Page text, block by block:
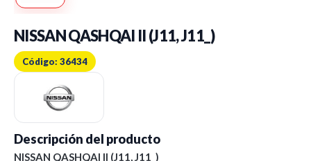
NISSAN QASHQAI II (J11, J11_)
Código: 36434
Descripción del producto
NISSAN QASHQAI II (J11, J11_)